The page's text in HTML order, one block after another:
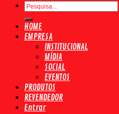
Pesquisar
por:
HOME
EMPRESA
INSTITUCIONAL
MÍDIA
SOCIAL
EVENTOS
PRODUTOS
REVENDEDOR
Entrar